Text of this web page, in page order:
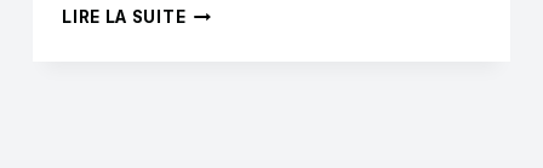
LIRE LA SUITEON